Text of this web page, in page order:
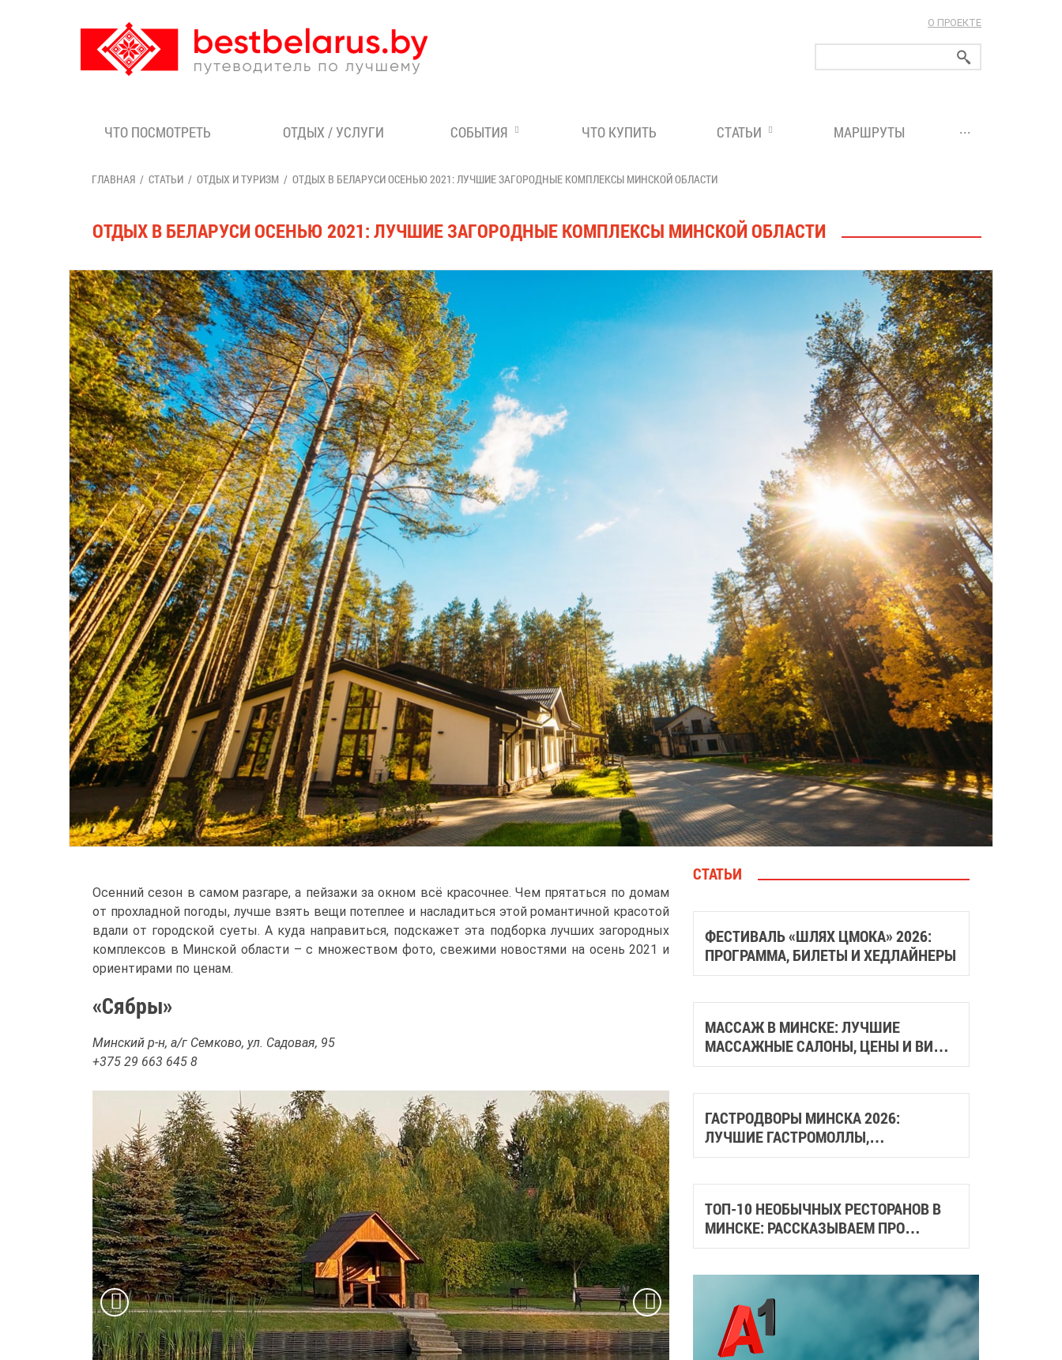
О ПРОЕКТЕ
ЧТО ПОСМОТРЕТЬ ОТДЫХ / УСЛУГИ СОБЫТИЯ ЧТО КУПИТЬ СТАТЬИ МАРШРУТЫ ...
ГЛАВНАЯ СТАТЬИ ОТДЫХ И ТУРИЗМ ОТДЫХ В БЕЛАРУСИ ОСЕНЬЮ 2021: ЛУЧШИЕ ЗАГОРОДНЫЕ КОМПЛЕКСЫ МИНСКОЙ ОБЛАСТИ
ОТДЫХ В БЕЛАРУСИ ОСЕНЬЮ 2021: ЛУЧШИЕ ЗАГОРОДНЫЕ КОМПЛЕКСЫ МИНСКОЙ ОБЛАСТИ
Осенний сезон в самом разгаре, а пейзажи за окном всё красочнее. Чем прятаться по домам
от прохладной погоды, лучше взять вещи потеплее и насладиться этой романтичной красотой
вдали от городской суеты. А куда направиться, подскажет эта подборка лучших загородных
комплексов в Минской области – с множеством фото, свежими новостями на осень 2021 и
ориентирами по ценам.
«Сябры»
Минский р-н, а/г Семково, ул. Садовая, 95
+375 29 663 645 8
СТАТЬИ
ФЕСТИВАЛЬ «ШЛЯХ ЦМОКА» 2026:
ПРОГРАММА, БИЛЕТЫ И ХЕДЛАЙНЕРЫ
МАССАЖ В МИНСКЕ: ЛУЧШИЕ
МАССАЖНЫЕ САЛОНЫ, ЦЕНЫ И ВИДЫ
МАССАЖА
ГАСТРОДВОРЫ МИНСКА 2026:
ЛУЧШИЕ ГАСТРОМОЛЛЫ,
ГАСТРОСКВЕРЫ И МЕСТА СО
ТОП-10 НЕОБЫЧНЫХ РЕСТОРАНОВ В
МИНСКЕ: РАССКАЗЫВАЕМ ПРО
СТИЛЬНЫЕ И АТМОСФЕРНЫЕ МЕСТА